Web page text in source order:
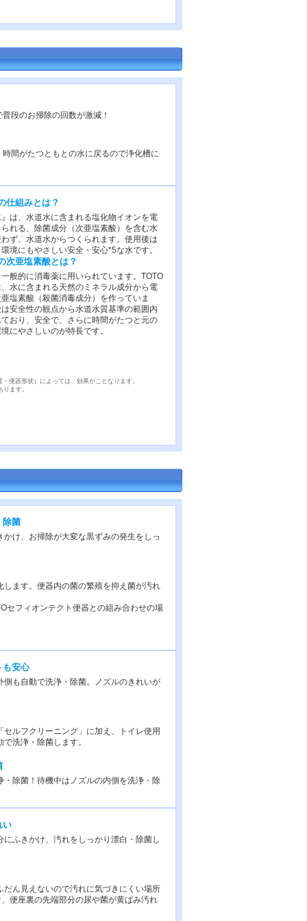
段のお掃除の回数が激減！
間がたつともとの水に戻るので浄化槽に
仕組みとは？
は、水道水に含まれる塩化物イオンを電
れる、除菌成分（次亜塩素酸）を含む水
ず、水道水からつくられます。使用後は
境にもやさしい安全・安心*5な水です。
次亜塩素酸とは？
般的に消毒薬に用いられています。TOTO
水に含まれる天然のミネラル成分から電
塩素酸（殺菌消毒成分）を作っていま
安全性の観点から水道水質基準の範囲内
おり、安全で、さらに時間がたつと元の
にやさしいのが特長です。
便器形状）によっては、効果がことなります。
ます。
除菌
け、お掃除が大変な黒ずみの発生をしっ
ます。便器内の菌の繁殖を抑え菌が汚れ
セフィオンテクト便器との組み合わせの場
も安心
も自動で洗浄・除菌。ノズルのきれいが
ルフクリーニング」に加え、トイレ使用
洗浄・除菌します。
除菌！待機中はノズルの内側を洗浄・除
い
ふきかけ、汚れをしっかり漂白・除菌し
ん見えないので汚れに気づきにくい場所
便座裏の先端部分の尿や菌が黄ばみ汚れ